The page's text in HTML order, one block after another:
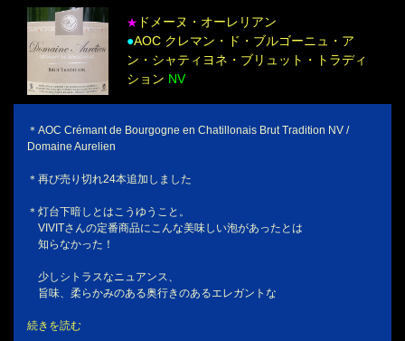
★ ドメーヌ・オーレリアン
●AOC クレマン・ド・ブルゴーニュ・ア
ン・シャティヨネ・ブリュット・トラディ
ション NV
＊AOC Crémant de Bourgogne en Chatillonais Brut Tradition NV /
Domaine Aurelien
＊再び売り切れ24本追加しました
＊灯台下暗しとはこうゆうこと。
VIVITさんの定番商品にこんな美味しい泡があったとは
知らなかった！
少しシトラスなニュアンス、
旨味、柔らかみのある奥行きのあるエレガントな
続きを読む